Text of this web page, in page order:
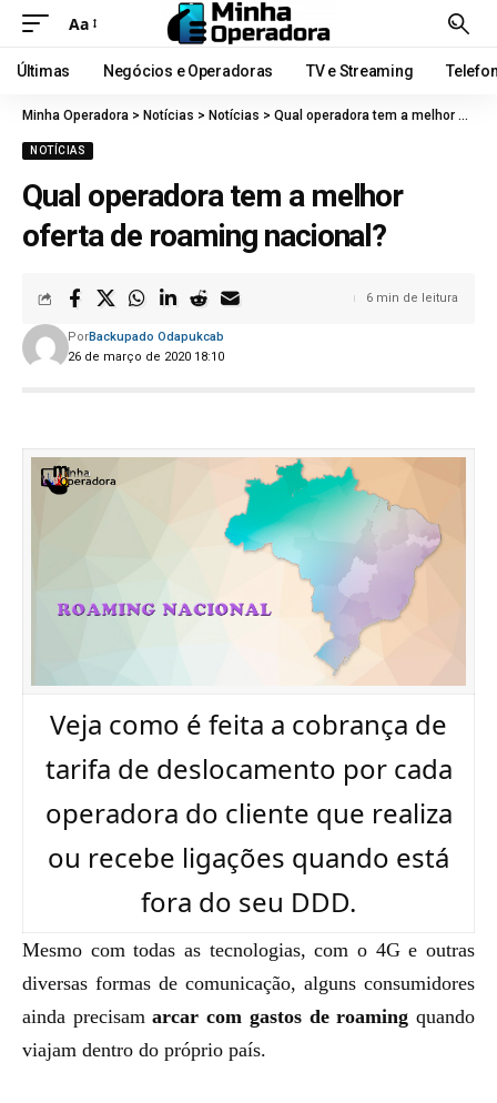
Aa
Últimas Negócios e Operadoras TV e Streaming
Minha Operadora > Notícias > Notícias > Qual operadora tem a melhor oferta de roaming nacional?
NOTÍCIAS
Qual operadora tem a melhor
oferta de roaming nacional?
26 de março de 2020 18:10
PorBackupado Odapukcab
6 min de leitura
Veja como é feita a cobrança de
tarifa de deslocamento por cada
operadora do cliente que realiza
ou recebe ligações quando está
fora do seu DDD.
Mesmo com todas as tecnologias, com o 4G e outras
diversas formas de comunicação, alguns consumidores
ainda precisamarcar com gastos de roaming quando
viajam dentro do próprio país.